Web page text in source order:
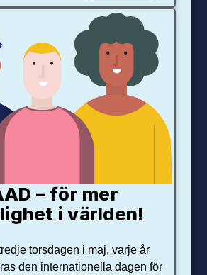
– för mer
i världen!
torsdagen i maj, varje år
den internationella dagen för